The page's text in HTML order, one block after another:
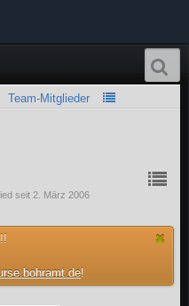
Team-Mitglieder
seit 2. März 2006
!